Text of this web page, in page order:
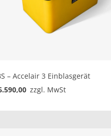
– Accelair 3 Einblasgerät
zzgl. MwSt